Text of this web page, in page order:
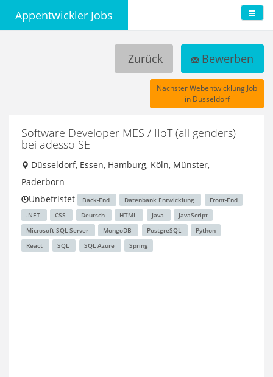
Appentwickler Jobs
Zurück Bewerben
Nächster Webentwicklung Job
in Düsseldorf
Software Developer MES / IIoT (all genders)
bei adesso SE
Düsseldorf, Essen, Hamburg, Köln, Münster,
Paderborn
Unbefristet
Back-End Datenbank Entwicklung
Front-End
.NET
CSS Deutsch HTML Java
JavaScript
Microsoft SQL Server
MongoDB PostgreSQL
Python
React
SQL SQL Azure Spring